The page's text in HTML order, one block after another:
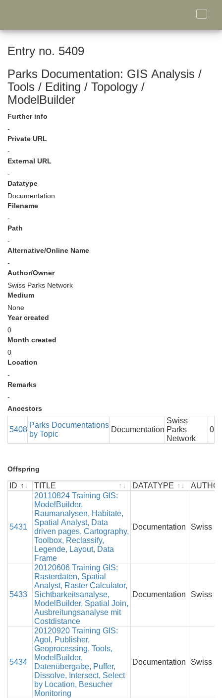
Toggle
Entry no. 5409
Parks Documentation: GIS Analysis /
Tools / Editing / Topology /
ModelBuilder
Further info
-
Private URL
-
External URL
-
Datatype
Documentation
Filename
-
Path
-
Alternative/Online Name
-
Author/Owner
Swiss Parks Network
Medium
None
Year created
0
Month created
0
Location
-
Remarks
-
Ancestors
5408
Parks Documentations
by Topic
Documentation
Swiss
Parks
Network
0
Offspring
ID TITLE DATATYPE
TITLE
5431
20110824 Training GIS:
ModelBuilder,
Raumanalysen, Habitate,
Spatial Analyst, Data
driven pages, Cartography,
Toolbox, Reclassify,
Legende, Layout, Data
Frame
Documentation Swiss
5433
20120606 Training GIS:
Rasterdaten, Spatial
Analyst, Raster Calculator,
Sichtbarkeitsanalyse,
ModelBuilder, Spatial Join,
Ausbreitungsanalyse mit
Costdistance
Documentation Swiss
5434
20120920 Training GIS:
Agol, Publisher,
Geoprocessing, Tools,
ModelBuilder,
Datenübergabe, Puffer,
Dissolve, Intersect, Select
by Location, Besucher
Monitoring
Documentation Swiss